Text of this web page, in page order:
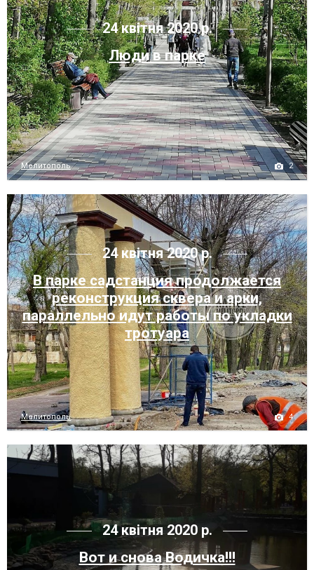
24 квітня 2020 р.
Люди в парке
Мелитополь 2
24 квітня 2020 р.
В парке садстанция продолжается
реконструкция сквера и арки,
параллельно идут работы по укладки
тротуара
Мелитополь 4
24 квітня 2020 р.
Вот и снова Водичка!!!